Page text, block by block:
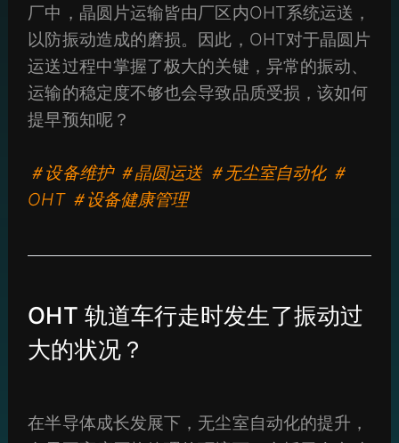
厂中，晶圆片运输皆由厂区内OHT系统运送，
以防振动造成的磨损。因此，OHT对于晶圆片
运送过程中掌握了极大的关键，异常的振动、
运输的稳定度不够也会导致品质受损，该如何
提早预知呢？
＃设备维护 ＃晶圆运送 ＃无尘室自动化 ＃
OHT ＃设备健康管理
OHT 轨道车行走时发生了振动过
大的状况？
在半导体成长发展下，无尘室自动化的提升，